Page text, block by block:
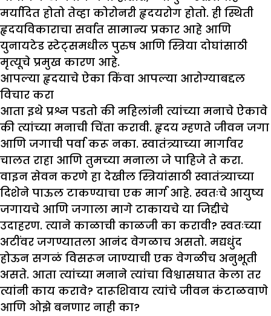
मर्यादित होतो तेव्हा कोरोनरी हृदयरोग होतो. ही स्थिती
हृदयविकाराचा सर्वात सामान्य प्रकार आहे आणि
युनायटेड स्टेट्समधील पुरुष आणि स्त्रिया दोघांसाठी
मृत्यूचे प्रमुख कारण आहे.
आपल्या हृदयाचे ऐका किंवा आपल्या आरोग्याबद्दल
विचार करा
आता इथे प्रश्न पडतो की महिलांनी त्यांच्या मनाचे ऐकावे
की त्यांच्या मनाची चिंता करावी. हृदय म्हणते जीवन जगा
आणि जगाची पर्वा करू नका. स्वातंत्र्याच्या मार्गावर
चालत राहा आणि तुमच्या मनाला जे पाहिजे ते करा.
वाइन सेवन करणे हा देखील स्त्रियांसाठी स्वातंत्र्याच्या
दिशेने पाऊल टाकण्याचा एक मार्ग आहे. स्वतःचे आयुष्य
जगायचे आणि जगाला मागे टाकायचे या जिद्दीचे
उदाहरण. त्याने काळाची काळजी का करावी? स्वतःच्या
अटींवर जगण्यातला आनंद वेगळाच असतो. मद्यधुंद
होऊन सगळं विसरून जाण्याची एक वेगळीच अनुभूती
असते. आता त्यांच्या मनाने त्यांचा विश्वासघात केला तर
त्यांनी काय करावे? दारूशिवाय त्यांचे जीवन कंटाळवाणे
आणि ओझे बनणार नाही का?